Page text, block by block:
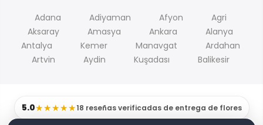
Adana Adiyaman Afyon
Agri
Aksaray
Amasya Ankara
Alanya
Antalya
Kemer Manavgat
Ardahan
Artvin
Aydin Kuşadası Balikesir
5.0★★★★★18 reseñas verificadas de entrega de flores